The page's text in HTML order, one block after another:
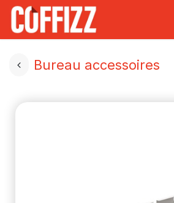
Bureau accessoires